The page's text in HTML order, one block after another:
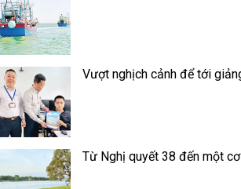
Vượt nghịch cảnh để tới
Từ Nghị quyết 38 đến một